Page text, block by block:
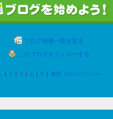
ブログ画像一覧を見る
このブログをフォローする
| 2 | 3 | 4 | 5 | 最初 次のページへ >>